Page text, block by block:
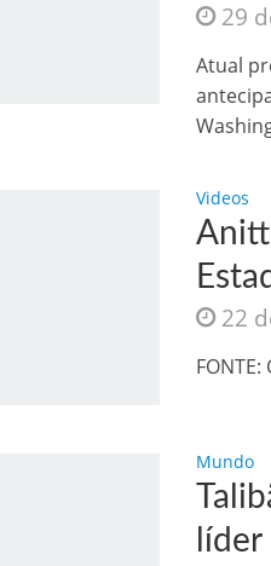
Como o
Os segredos
29
Atual
Videos
22
FONTE:
Mundo